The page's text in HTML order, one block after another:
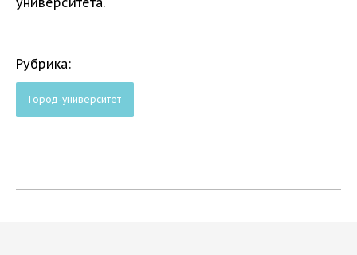
Рубрика:
Город-университет